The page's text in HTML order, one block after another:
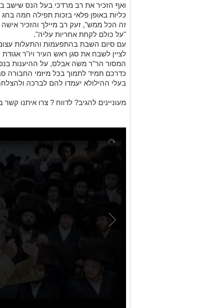
ואף הזכיר את רב מרדכי בעל הנס שישב
כליות באופן פלאי בזכות תפילה חמה
זה הכל ממש", זעק רב מיילך והזכיר
"על כולם לקחת אחריות עליה".
עם סיום השבת בהתפעמות והתעלות
לציין לשבח את סגן ראש העיר ויו"ר אגודת
המסור הר"ר משה אבלס, על ההיענות
כדרכם תמיד לתמוך בכל מיזמי החבורה
בעלי ההילולא יעמדו להם לברכה
מעוניינים להגיב? לדווח ? צרו איתנו קשר